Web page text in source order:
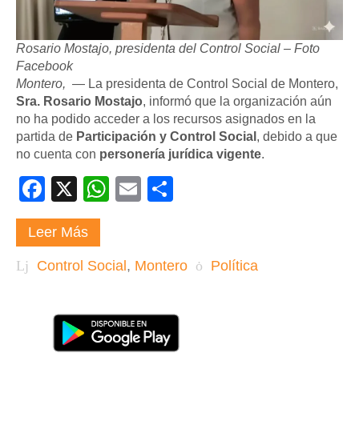
Rosario Mostajo, presidenta del Control Social – Foto
Facebook
Montero, — La presidenta de Control Social de Montero,
Sra. Rosario Mostajo, informó que la organización aún
no ha podido acceder a los recursos asignados en la
partida de Participación y Control Social , debido a que
no cuenta con personería jurídica vigente.
Facebook
X WhatsApp
Email
Leer Más
Control Social, Montero Política